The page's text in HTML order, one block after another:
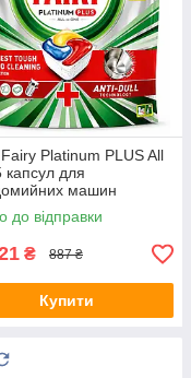
Fairy Platinum PLUS All
капсул для
машин
до відправки
₴ 887 ₴
Купити